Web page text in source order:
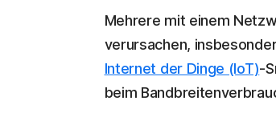
Mehrere mit einem
verursachen,
Internet der Dinge (IoT)-
beim